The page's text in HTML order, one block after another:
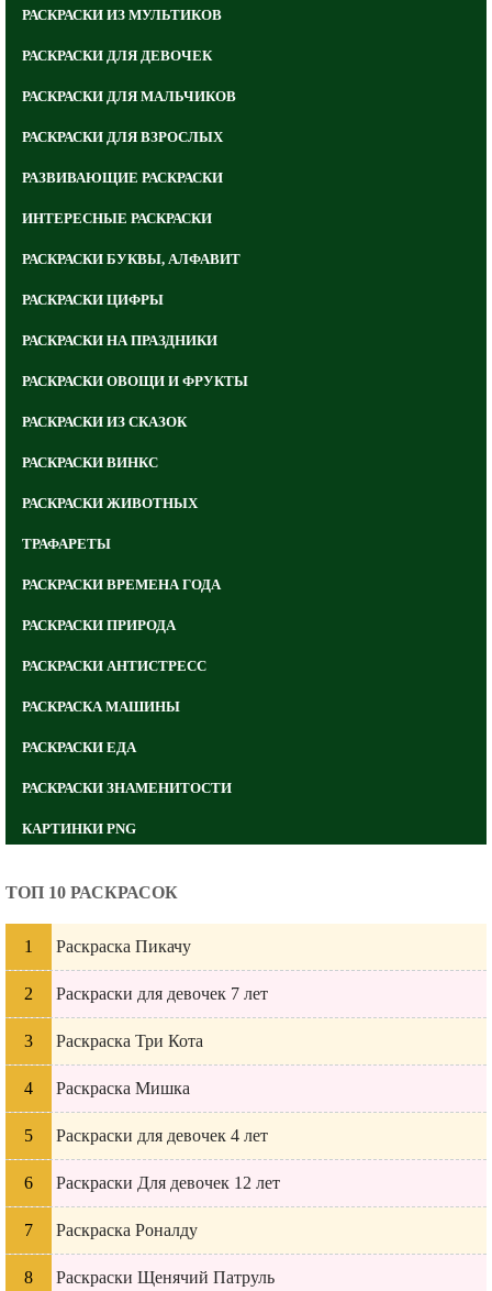
РАСКРАСКИ ИЗ МУЛЬТИКОВ
РАСКРАСКИ ДЛЯ ДЕВОЧЕК
РАСКРАСКИ ДЛЯ МАЛЬЧИКОВ
РАСКРАСКИ ДЛЯ ВЗРОСЛЫХ
РАЗВИВАЮЩИЕ РАСКРАСКИ
ИНТЕРЕСНЫЕ РАСКРАСКИ
РАСКРАСКИ БУКВЫ, АЛФАВИТ
РАСКРАСКИ ЦИФРЫ
РАСКРАСКИ НА ПРАЗДНИКИ
РАСКРАСКИ ОВОЩИ И ФРУКТЫ
РАСКРАСКИ ИЗ СКАЗОК
РАСКРАСКИ ВИНКС
РАСКРАСКИ ЖИВОТНЫХ
ТРАФАРЕТЫ
РАСКРАСКИ ВРЕМЕНА ГОДА
РАСКРАСКИ ПРИРОДА
РАСКРАСКИ АНТИСТРЕСС
РАСКРАСКА МАШИНЫ
РАСКРАСКИ ЕДА
РАСКРАСКИ ЗНАМЕНИТОСТИ
КАРТИНКИ PNG
ТОП 10 РАСКРАСОК
Раскраска Пикачу
Раскраски для девочек 7 лет
Раскраска Три Кота
Раскраска Мишка
Раскраски для девочек 4 лет
Раскраски Для девочек 12 лет
Раскраска Роналду
Раскраски Щенячий Патруль